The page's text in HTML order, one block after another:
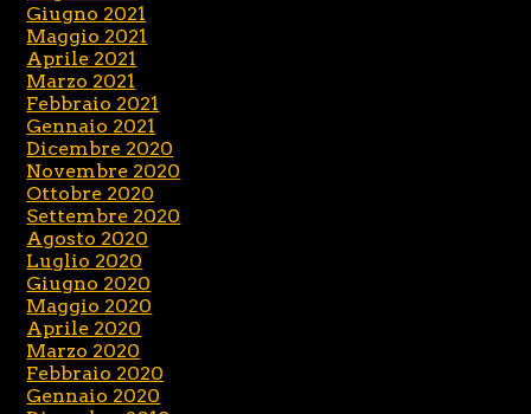
Giugno 2021
Maggio 2021
Aprile 2021
Marzo 2021
Febbraio 2021
Gennaio 2021
Dicembre 2020
Novembre 2020
Ottobre 2020
Settembre 2020
Agosto 2020
Luglio 2020
Giugno 2020
Maggio 2020
Aprile 2020
Marzo 2020
Febbraio 2020
Gennaio 2020